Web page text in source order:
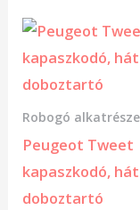
Robogó
Peugeot Tweet
kapaszkodó,
doboztartó